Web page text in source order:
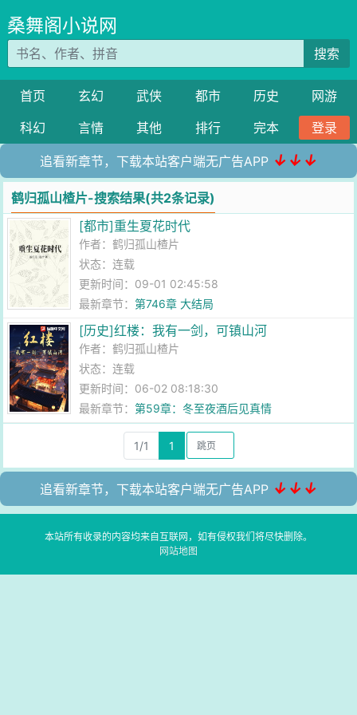
桑舞阁小说网
搜索
首页 玄幻 武侠 都市 历史
网游
科幻
言情 其他 排行 完本 登录
追看新章节，下载本站客户端无广告APP ↓↓↓
鹤归孤山楂片-搜索结果(共2条记录)
[都市]重生夏花时代
作者：鹤归孤山楂片
状态：连载
更新时间：09-01 02:45:58
最新章节：第746章 大结局
[历史]红楼：我有一剑，可镇山河
作者：鹤归孤山楂片
状态：连载
更新时间：06-02 08:18:30
最新章节：第59章：冬至夜酒后见真情
1/1 1
追看新章节，下载本站客户端无广告APP ↓↓↓
本站所有收录的内容均来自互联网，如有侵权我们将尽快删除。
网站地图